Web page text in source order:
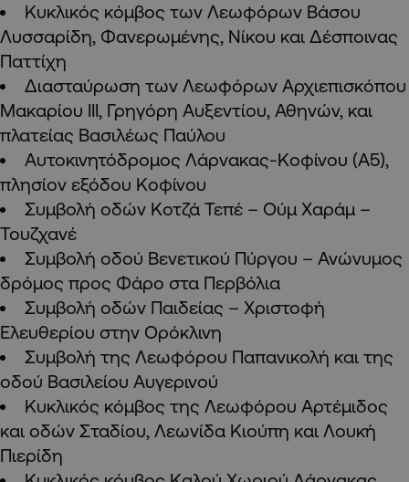
Κυκλικός κόμβος των Λεωφόρων Βάσου
Λυσσαρίδη, Φανερωμένης, Νίκου και Δέσποινας
Παττίχη
Διασταύρωση των Λεωφόρων Αρχιεπισκόπου
Μακαρίου ΙΙΙ, Γρηγόρη Αυξεντίου, Αθηνών, και
πλατείας Βασιλέως Παύλου
Αυτοκινητόδρομος Λάρνακας-Κοφίνου (Α5),
πλησίον εξόδου Κοφίνου
Συμβολή οδών Κοτζά Τεπέ – Ούμ Χαράμ –
Τουζχανέ
Συμβολή οδού Βενετικού Πύργου – Ανώνυμος
δρόμος προς Φάρο στα Περβόλια
Συμβολή οδών Παιδείας – Χριστοφή
Ελευθερίου στην Ορόκλινη
Συμβολή της Λεωφόρου Παπανικολή και της
οδού Βασιλείου Αυγερινού
Κυκλικός κόμβος της Λεωφόρου Αρτέμιδος
και οδών Σταδίου, Λεωνίδα Κιούπη και Λουκή
Πιερίδη